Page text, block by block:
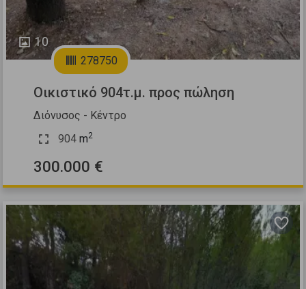
10
278750
Οικιστικό 904τ.μ. προς πώληση
Διόνυσος - Κέντρο
904 m2
300.000 €